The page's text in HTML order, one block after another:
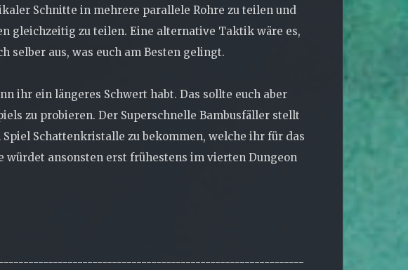
Schnitte in mehrere parallele Rohre zu teilen und
gleichzeitig zu teilen. Eine alternative Taktik wäre es,
selber aus, was euch am Besten gelingt.
ihr ein längeres Schwert habt. Das sollte euch aber
zu probieren. Der Superschnelle Bambusfäller stellt
Schattenkristalle zu bekommen, welche ihr für das
ansonsten erst frühestens im vierten Dungeon